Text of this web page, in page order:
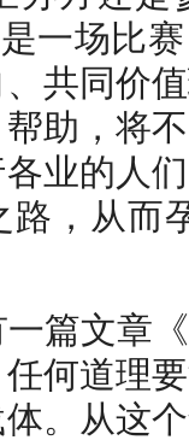
一场比
共同价
助，将
业的人
路，从而
一篇文章
何道理
。从这